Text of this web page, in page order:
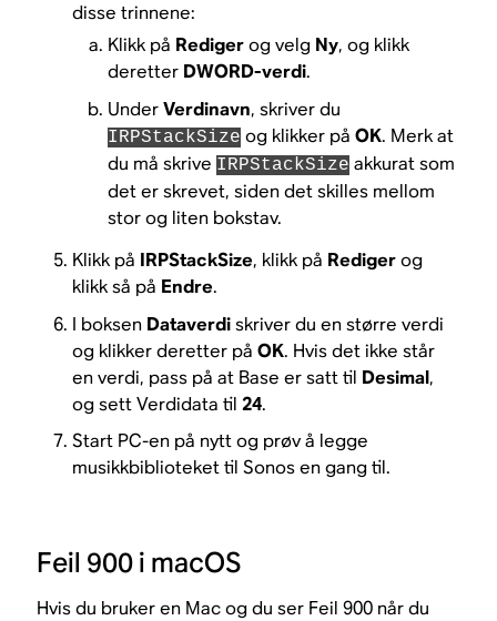
disse trinnene:
Klikk på Redigerog velg Ny, og klikk
deretter DWORD-verdi.
UnderVerdinavn, skriver du
IRPStackSize og klikker påOK. Merk at
du må skriveIRPStackSize akkurat som
det er skrevet, siden det skilles mellom
stor og liten bokstav.
Klikk på IRPStackSize, klikk på Redigerog
klikk så på Endre.
I boksen Dataverdiskriver du en større verdi
og klikker deretter påOK. Hvis det ikke står
en verdi, pass på at Base er satt til Desimal,
og sett Verdidata til24.
Start PC-en på nytt og prøv å legge
musikkbiblioteket til Sonos en gang til.
Feil 900 i macOS
Hvis du bruker en Mac og du ser Feil 900 når du